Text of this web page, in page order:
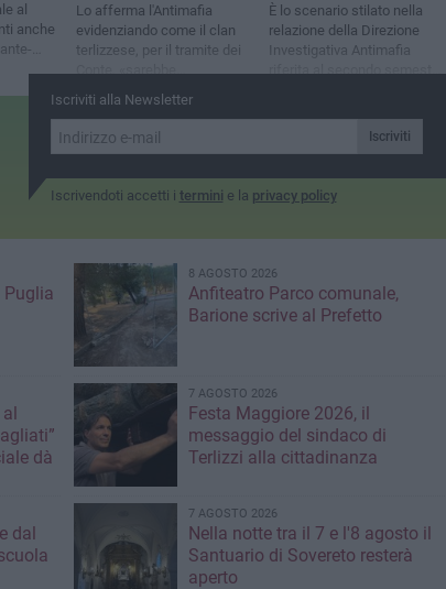
al
anche
Lo afferma l'Antimafia
evidenziando come il clan
terlizzese, per il tramite dei
Conte, «sarebbe
riconducibile ai Capriati»
È lo scenario stilato nella
relazione della Direzione
Investigativa Antimafia
riferita al secondo semestre
Iscriviti alla Newsletter
Iscriviti
Iscrivendoti accetti i termini e la privacy policy
Puglia
8 AGOSTO 2026
Anfiteatro Parco comunale,
Barione scrive al Prefetto
dà
7 AGOSTO 2026
Festa Maggiore 2026, il
messaggio del sindaco di
Terlizzi alla cittadinanza
dal
7 AGOSTO 2026
Nella notte tra il 7 e l'8 agosto il
Santuario di Sovereto resterà
aperto